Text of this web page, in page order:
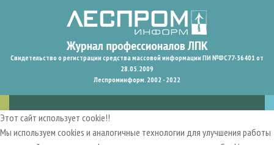
Свидетельство о регистрации средства массовой информации ПИ №ФС77-36401 от
28.05.2009
Леспроминформ. 2002 - 2022
Этот сайт использует cookie!!
Мы используем cookies и аналогичные технологии для улучшения работы